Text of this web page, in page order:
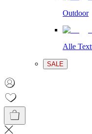
Outdoor
Alle
SALE